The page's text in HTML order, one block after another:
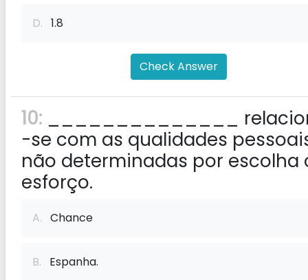
D. 1.8
Check Answer
10: ______________
-se com as qualidades
não determinadas por escolha
esforço.
A. Chance
B. Espanha.